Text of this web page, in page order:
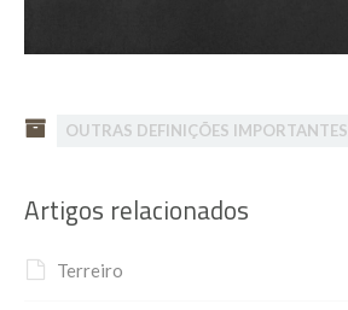
OUTRAS DEFINIÇÕES IMPORTANTES
Artigos relacionados
Terreiro